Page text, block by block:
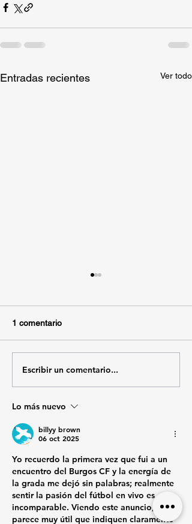
Entradas recientes Ver todo
NORMATIVA PARA
UBICACIÓN EN FONDO
Fruto de la gran aceptación y
frente al Antequera CF, el FC
Cartagena y la Federación de
Peñas del FC Cartagena
1 comentario
Escribir un comentario...
Lo más nuevo
billyy brown
06 oct 2025
Yo recuerdo la primera vez que fui a un
encuentro del Burgos CF y la energía de
la grada me dejó sin palabras; realmente
sentir la pasión del fútbol en vivo es
incomparable. Viendo este anuncio, me
parece muy útil que indiquen claramente